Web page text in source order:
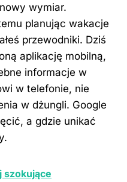
wymiar.
planując wakacje
przewodniki. Dziś
aplikację mobilną,
informacje w
w telefonie, nie
w dżungli. Google
a gdzie unikać
szokujące